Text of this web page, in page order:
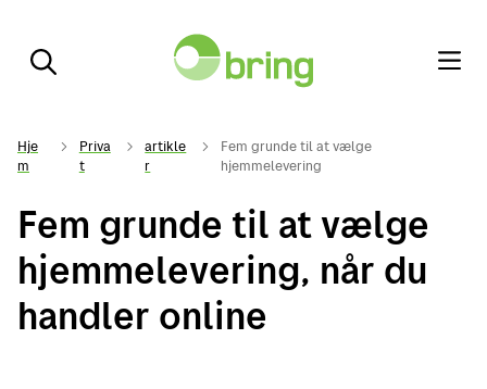
Hje
m
Priva
t
artikle
r
Fem grunde til at vælge
hjemmelevering
Fem grunde til at vælge
hjemmelevering, når du
handler online